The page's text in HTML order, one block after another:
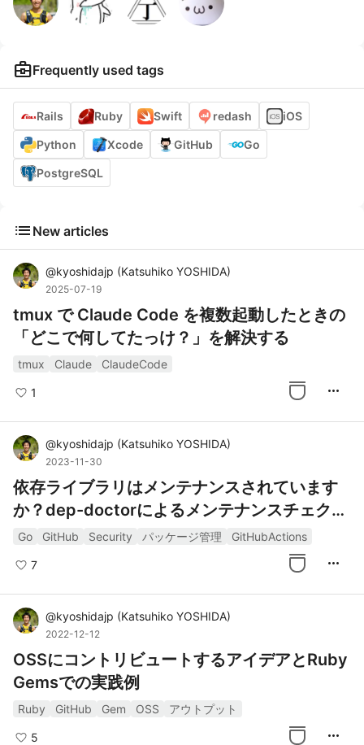
business_centerFrequently used tags
Rails Ruby Swift redash iOS
Python Xcode GitHub Go
PostgreSQL
list New articles
@kyoshidajp (Katsuhiko YOSHIDA)
2025-07-19
tmux で Claude Code を複数起動したときの
「どこで何してたっけ？」を解決する
tmux Claude ClaudeCode
1 more_horiz
@kyoshidajp (Katsuhiko YOSHIDA)
2023-11-30
依存ライブラリはメンテナンスされています
か？dep-doctorによるメンテナンスチェクの
ススメ
Go GitHub Security パッケージ管理 GitHubActions
7 more_horiz
@kyoshidajp (Katsuhiko YOSHIDA)
2022-12-12
OSSにコントリビュートするアイデアとRuby
Gemsでの実践例
Ruby GitHub Gem OSS アウトプット
5 more_horiz